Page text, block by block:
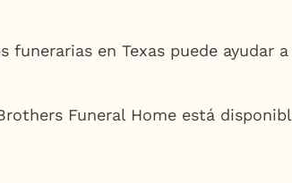
en Texas puede ayudar
Funeral Home está